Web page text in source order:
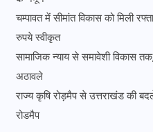
चम्पावत में सीमांत विकास को मिली
रुपये स्वीकृत
सामाजिक न्याय से समावेशी विकास
अठावले
राज्य कृषि रोड़मैप से उत्तराखंड की
रोडमैप